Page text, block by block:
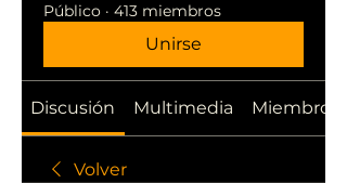
Público · 413 miembros
Unirse
Discusión Multimedia Miembros
Volver